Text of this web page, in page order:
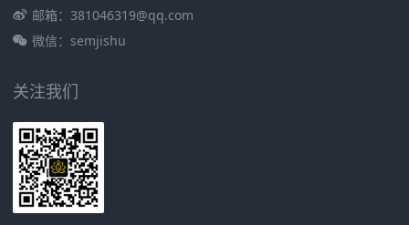
邮箱：381046319@qq.com
微信：semjishu
关注我们